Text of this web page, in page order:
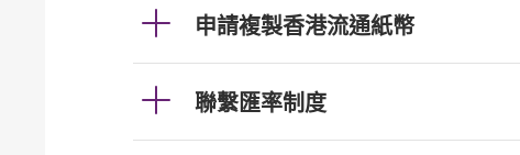
申請複製香港流通紙幣
聯繫匯率制度